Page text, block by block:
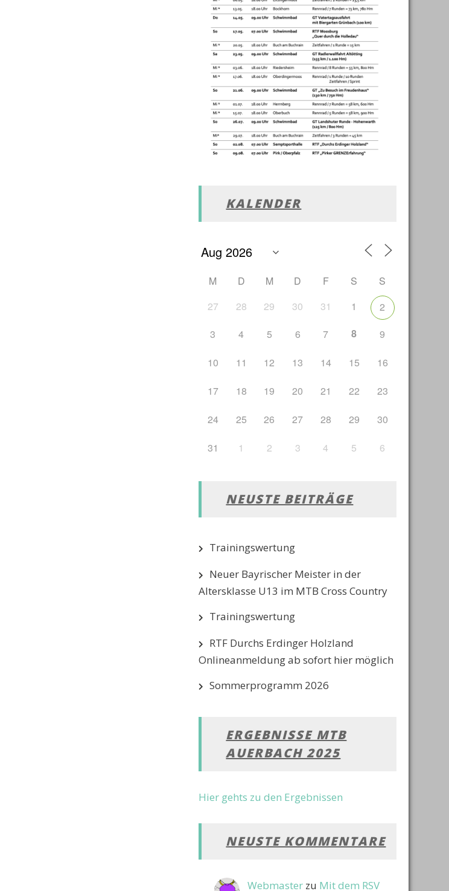
KALENDER
M D M D F S
S
27
28 29 30 31 1
2
3
4 5 6 7 8 9
10 11 12 13 14 15 16
17 18 19 20 21 22 23
24 25 26 27 28 29 30
31 1 2 3 4 5 6
NEUSTE BEITRÄGE
Trainingswertung
Neuer Bayrischer Meister in der
Altersklasse U13 im MTB Cross Country
Trainingswertung
RTF Durchs Erdinger Holzland
Onlineanmeldung ab sofort hier möglich
Sommerprogramm 2026
ERGEBNISSE MTB
AUERBACH 2025
Hier gehts zu den Ergebnissen
NEUSTE KOMMENTARE
Webmaster zu Mit dem RSV